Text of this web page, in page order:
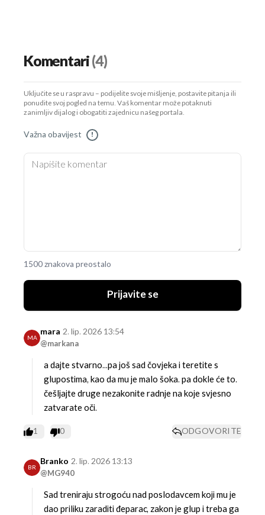
Komentari(4)
Uključite se u raspravu – podijelite svoje mišljenje, postavite pitanja ili
ponudite svoj pogled na temu. Vaš komentar može potaknuti
zanimljiv dijalog i obogatiti zajednicu našeg portala.
Važna obavijest !
1500 znakova preostalo
Prijavite se
MA
mara
@markana
2. lip. 2026 13:54
a dajte stvarno...pa još sad čovjeka i teretite s
glupostima, kao da mu je malo šoka. pa dokle će to.
češljajte druge nezakonite radnje na koje svjesno
zatvarate oči.
1 0 ODGOVORITE
BR
Branko
@MG940
2. lip. 2026 13:13
Sad treniraju strogoću nad poslodavcem koji mu je
dao priliku zaraditi đeparac, zakon je glup i treba ga